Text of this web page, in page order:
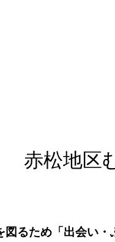
赤松地区
るため「出会い